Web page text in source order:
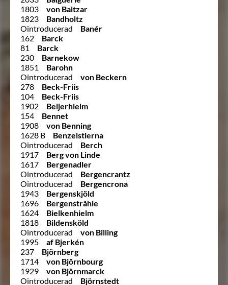
1803
von Baltzar
1823
Bandholtz
Ointroducerad
Banér
162
Barck
81
Barck
230
Barnekow
1851
Barohn
Ointroducerad
von Beckern
278
Beck-Friis
104
Beck-Friis
1902
Beijerhielm
154
Bennet
1908
von Benning
1628 B
Benzelstierna
Ointroducerad
Berch
1917
Berg von Linde
1617
Bergenadler
Ointroducerad
Bergencrantz
Ointroducerad
Bergencrona
1943
Bergenskjöld
1696
Bergenstråhle
1624
Bielkenhielm
1818
Bildensköld
Ointroducerad
von Billing
1995
af Bjerkén
237
Björnberg
1714
von Björnbourg
1929
von Björnmarck
Ointroducerad
Björnstedt